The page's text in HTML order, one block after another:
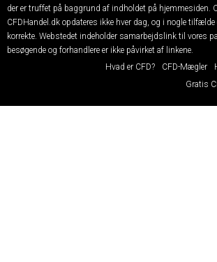
der er truffet på baggrund af indholdet på hjemmesiden.
CFDHandel.dk opdateres ikke hver dag, og i nogle
korrekte. Webstedet indeholder samarbejdslink til vores
besøgende og forhandlere er ikke påvirket af linkene.
Hvad er CFD?
CFD-Mægler
Gratis